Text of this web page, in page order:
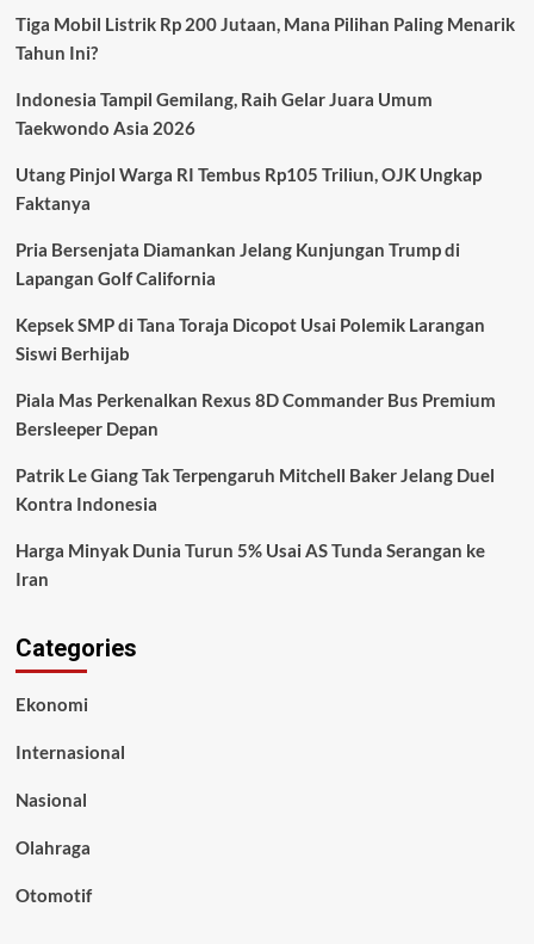
Kontra
Tiga Mobil Listrik Rp 200 Jutaan, Mana Pilihan Paling Menarik
Tahun Ini?
Indonesia Tampil Gemilang, Raih Gelar Juara Umum
Taekwondo Asia 2026
Utang Pinjol Warga RI Tembus Rp105 Triliun, OJK Ungkap
Faktanya
Pria Bersenjata Diamankan Jelang Kunjungan Trump di
Lapangan Golf California
Kepsek SMP di Tana Toraja Dicopot Usai Polemik Larangan
Siswi Berhijab
Piala Mas Perkenalkan Rexus 8D Commander Bus Premium
Bersleeper Depan
Patrik Le Giang Tak Terpengaruh Mitchell Baker Jelang Duel
Kontra Indonesia
Harga Minyak Dunia Turun 5% Usai AS Tunda Serangan ke
Iran
Categories
Ekonomi
Internasional
Nasional
Olahraga
Otomotif